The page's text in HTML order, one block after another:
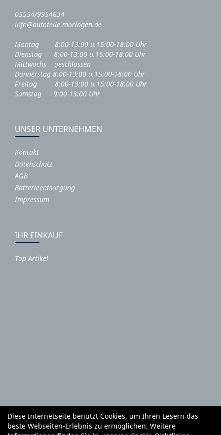
05554/9954634
info@autoteile-moringen.de
Montag 8:00-13:00 u.15:00-18:00 Uhr
Dienstag 8:00-13:00 u.15:00-18:00 Uhr
Mittwochs geschlossen
Donnerstag 8:00-13:00 u.15:00-18:00 Uhr
Freitag 8:00-13:00 u.15:00-18:00 Uhr
Samstag 9:00-13:00 Uhr
UNSER UNTERNEHMEN
Kontakt
Datenschutz
AGB
Batterieentsorgung
Impressum
IHR EINKAUF
Top Artikel
Autoteile und Zubehör E-Roller
Fahrräder
Fahrradzubehör
Fahrradteile Bekleidung Mietgeräte
Diese Internetseite benutzt Cookies, um Ihren Lesern das
beste Webseiten-Erlebnis zu ermöglichen. Weitere